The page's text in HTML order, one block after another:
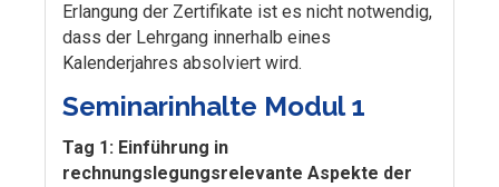
Erlangung der Zertifikate ist es nicht notwendig,
dass der Lehrgang innerhalb eines
Kalenderjahres absolviert wird.
Seminarinhalte Modul 1
Tag 1: Einführung in
rechnungslegungsrelevante Aspekte der